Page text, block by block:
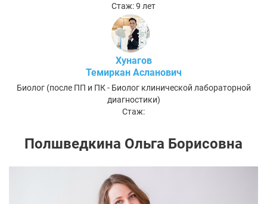
Стаж: 9 лет
Хунагов
Темиркан Асланович
Биолог (после ПП и ПК - Биолог клинической лабораторной
диагностики)
Стаж:
Полшведкина Ольга Борисовна